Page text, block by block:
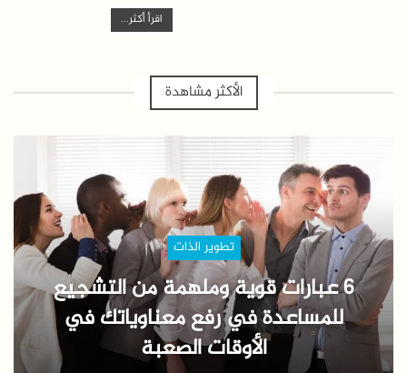
اقرأ أكثر...
الأكثر مشاهدة
تطوير الذات
6 عبارات قوية وملهمة من التشجيع
للمساعدة في رفع معناوياتك في
الأوقات الصعبة